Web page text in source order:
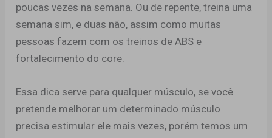
poucas vezes na semana. Ou de repente, treina uma
semana sim, e duas não, assim como muitas
pessoas fazem com os treinos de ABS e
fortalecimento do core.
Essa dica serve para qualquer músculo, se você
pretende melhorar um determinado músculo
precisa estimular ele mais vezes, porém temos um